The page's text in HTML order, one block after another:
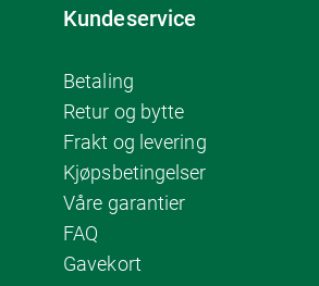
Kundeservice
Betaling
Retur og bytte
Frakt og levering
Kjøpsbetingelser
Våre garantier
FAQ
Gavekort